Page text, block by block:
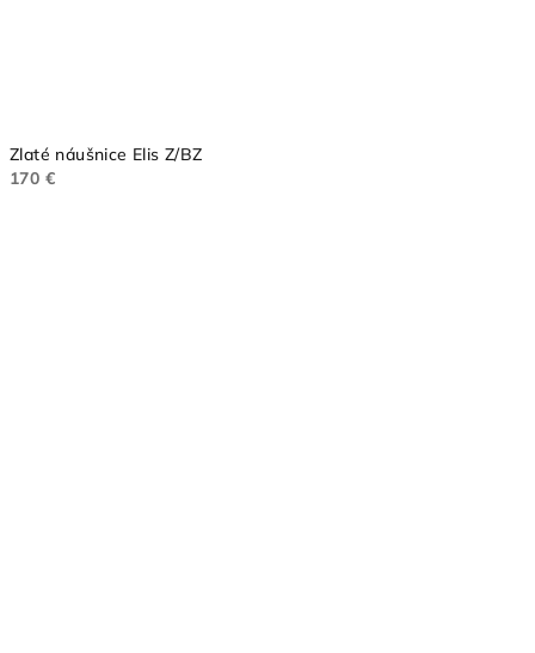
Zlaté náušnice Elis Z/BZ
170 €